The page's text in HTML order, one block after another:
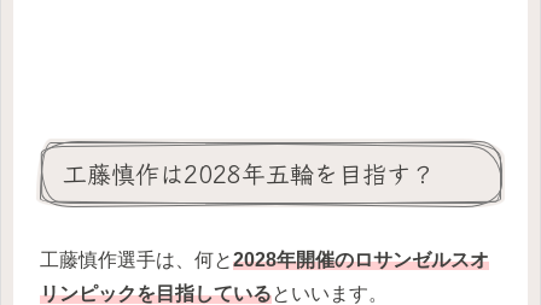
工藤慎作は2028年五輪を目指す？
工藤慎作選手は、何と2028年開催のロサンゼルスオ
リンピックを目指しているといいます。